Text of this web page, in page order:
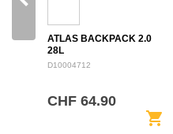
ATLAS BACKPACK 2.0
28L
D10004712
CHF 64.90
shopping_cart